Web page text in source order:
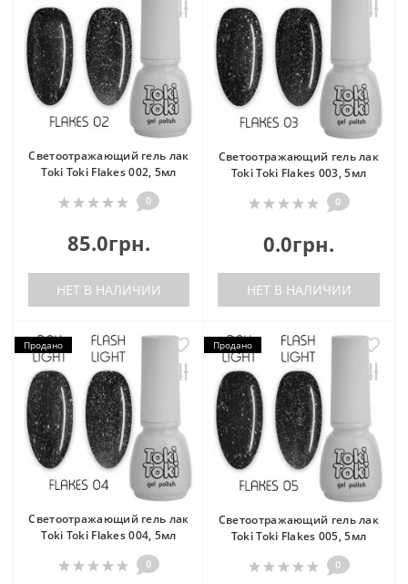
Светоотражающий гель лак
Toki Toki Flakes 002, 5мл
0
85.0грн.
НЕТ В НАЛИЧИИ
Светоотражающий гель лак
Toki Toki Flakes 003, 5мл
0
0.0грн.
НЕТ В НАЛИЧИИ
Продано
Светоотражающий гель лак
Toki Toki Flakes 004, 5мл
0
Продано
Светоотражающий гель лак
Toki Toki Flakes 005, 5мл
0